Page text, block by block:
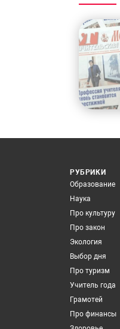
РУБРИКИ
Образование
Наука
Про культуру
Про закон
Экология
Выбор дня
Про туризм
Учитель года
Грамотей
Про финансы